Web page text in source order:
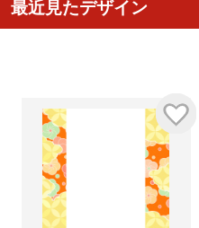
最近見たデザイン